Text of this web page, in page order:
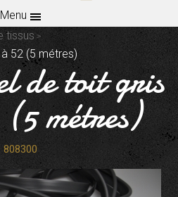
Menu
tissus
52 (5 métres)
de toit gris
métres)
808300